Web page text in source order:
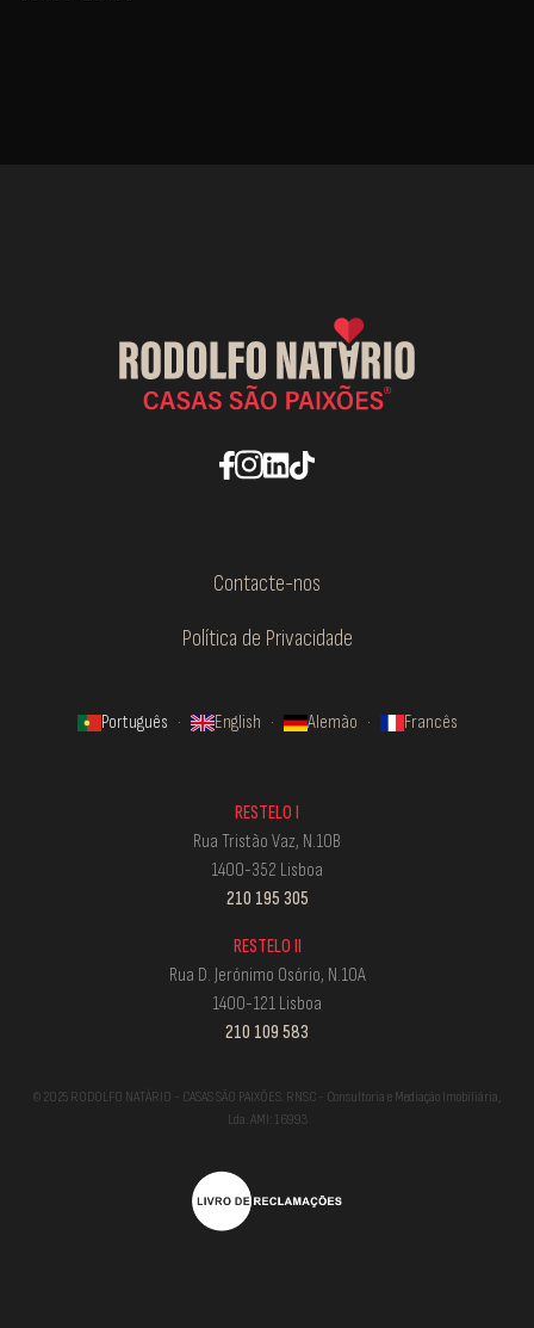
Contacte-nos
Política de Privacidade
Português · English · Alemão · Francês
RESTELO I
Rua Tristão Vaz, N.10B
1400-352 Lisboa
210 195 305
RESTELO II
Rua D. Jerónimo Osório, N.10A
1400-121 Lisboa
210 109 583
© 2025 RODOLFO NATÁRIO - CASAS SÃO PAIXÕES. RNSC - Consultoria e Mediação Imobiliária,
Lda. AMI: 16993